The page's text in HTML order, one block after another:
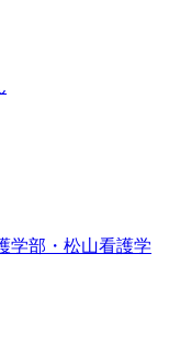
学部・松山看護学